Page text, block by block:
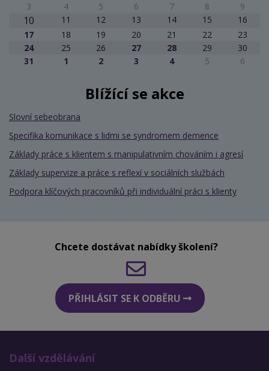
3
4 5 6 7 8 9
10 11 12 13 14 15
16
17
18 19 20 21 22
23
24
25 26 27 28 29
30
31
1 2 3 4 5 6
Blížící se akce
Slovní sebeobrana
Specifika komunikace s lidmi se syndromem demence
Základy práce s klientem s manipulativním chováním i agresí
Základy supervize a práce s reflexí v sociálních službách
Podpora klíčových pracovníků při individuální práci s klienty
Chcete dostávat nabídky školení?
PŘIHLÁSIT SE K ODBĚRU
Další vzdělávání